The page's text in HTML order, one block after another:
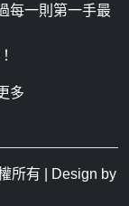
每一則第一手最
多
所有 | Design by